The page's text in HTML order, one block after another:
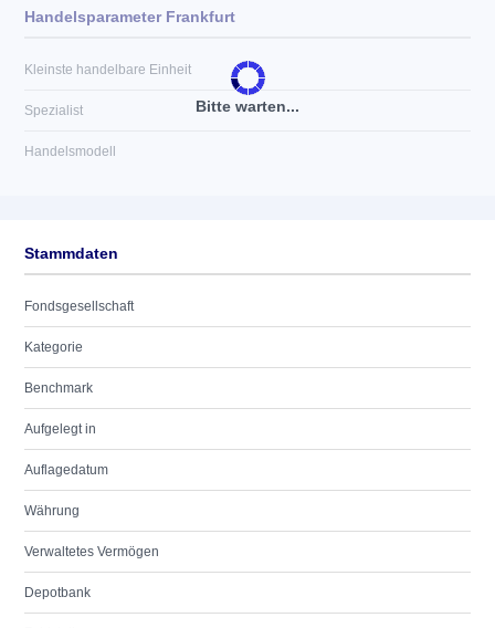
Bitte warten...
Handelsparameter Frankfurt
Kleinste handelbare Einheit
Spezialist
Handelsmodell
Stammdaten
Fondsgesellschaft
Kategorie
Benchmark
Aufgelegt in
Auflagedatum
Währung
Verwaltetes Vermögen
Depotbank